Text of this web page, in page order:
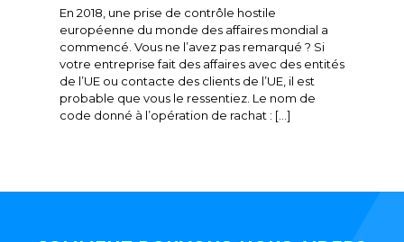
En 2018, une prise de contrôle hostile
européenne du monde des affaires mondial a
commencé. Vous ne l’avez pas remarqué ? Si
votre entreprise fait des affaires avec des entités
de l’UE ou contacte des clients de l’UE, il est
probable que vous le ressentiez. Le nom de
code donné à l’opération de rachat : […]